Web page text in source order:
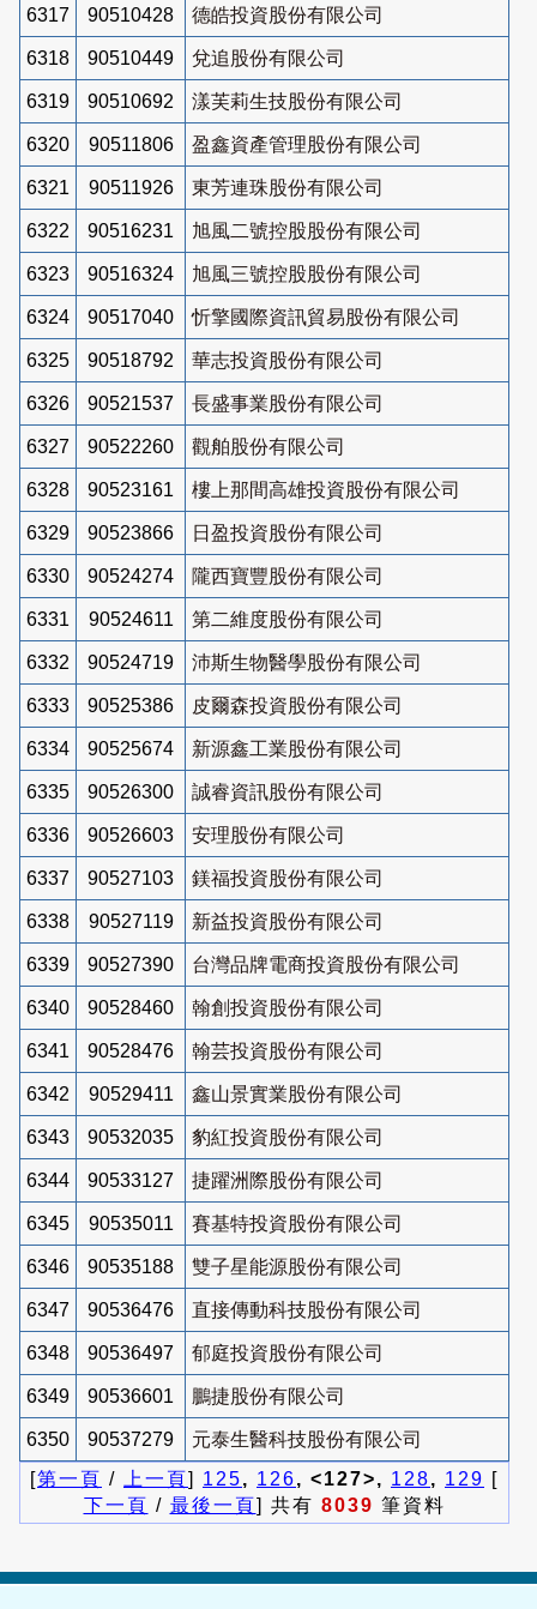
6317 90510428 德皓投資股份有限公司
6318 90510449 兌追股份有限公司
6319 90510692 漾芙莉生技股份有限公司
6320 90511806 盈鑫資產管理股份有限公司
6321 90511926 東芳連珠股份有限公司
6322 90516231 旭風二號控股股份有限公司
6323 90516324 旭風三號控股股份有限公司
6324 90517040 忻擎國際資訊貿易股份有限公司
6325 90518792 華志投資股份有限公司
6326 90521537 長盛事業股份有限公司
6327 90522260 觀舶股份有限公司
6328 90523161 樓上那間高雄投資股份有限公司
6329 90523866 日盈投資股份有限公司
6330 90524274 隴西寶豐股份有限公司
6331 90524611 第二維度股份有限公司
6332 90524719 沛斯生物醫學股份有限公司
6333 90525386 皮爾森投資股份有限公司
6334 90525674 新源鑫工業股份有限公司
6335 90526300 誠睿資訊股份有限公司
6336 90526603 安理股份有限公司
6337 90527103 鎂福投資股份有限公司
6338 90527119 新益投資股份有限公司
6339 90527390 台灣品牌電商投資股份有限公司
6340 90528460 翰創投資股份有限公司
6341 90528476 翰芸投資股份有限公司
6342 90529411 鑫山景實業股份有限公司
6343 90532035 豹紅投資股份有限公司
6344 90533127 捷躍洲際股份有限公司
6345 90535011 賽基特投資股份有限公司
6346 90535188 雙子星能源股份有限公司
6347 90536476 直接傳動科技股份有限公司
6348 90536497 郁庭投資股份有限公司
6349 90536601 鵬捷股份有限公司
6350 90537279
元泰生醫科技股份有限公司
[第一頁 / 上一頁] 125, 126, <127>, 128, 129 [
下一頁 / 最後一頁] 共有 8039 筆資料